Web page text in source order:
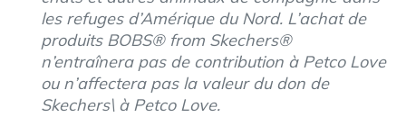
les refuges d’Amérique du Nord. L’achat de
produits BOBS® from Skechers®
n’entraînera pas de contribution à Petco Love
ou n’affectera pas la valeur du don de
Skechers\ à Petco Love.